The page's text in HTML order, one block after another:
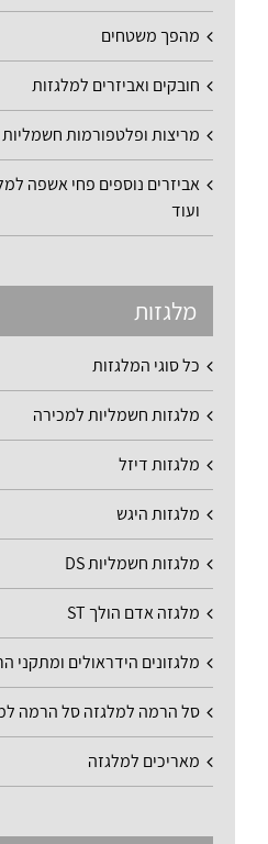
מהפך משטחים
חובקים ואביזרים למלגזות
מריצות ופלטפורמות חשמליות
אביזרים נוספים פחי אשפה
ועוד
מלגזות
כל סוגי המלגזות
מלגזות חשמליות למכירה
מלגזות דיזל
מלגזות היגש
מלגזות חשמליות DS
מלגזה אדם הולך ST
מלגזונים הידראולים ומתקני
סל הרמה למלגזה סל הרמה
מאריכים למלגזה